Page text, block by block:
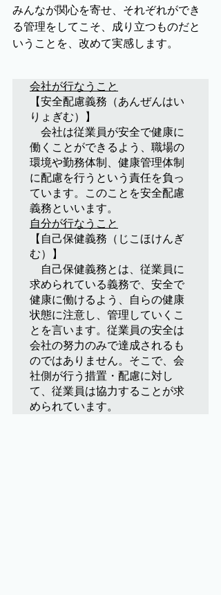
みんなが関心を寄せ、それぞれができ
る管理をしてこそ、成り立つものだと
いうことを、改めて実感します。
会社が行なうこと
【安全配慮義務（あんぜんはい
りょぎむ）】
会社は従業員が安全で健康に
働くことができるよう、職場の
環境や勤務体制、健康管理体制
に配慮を行うという責任を負っ
ています。このことを安全配慮
自分が行なうこと
【自己保健義務（じこほけんぎ
む）】
自己保健義務とは、従業員に
求められている義務で、安全で
健康に働けるよう、自らの健康
状態に注意し、管理していくこ
とを言います。従業員の安全は
会社の努力のみで達成されるも
のではありません。そこで、会
社側が行う措置・配慮に対し
て、従業員は協力することが求
められています。